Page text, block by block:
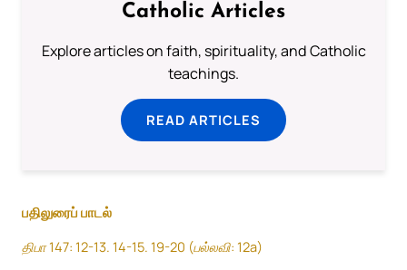
Catholic Articles
Explore articles on faith, spirituality, and Catholic
teachings.
READ ARTICLES
பதிலுரைப் பாடல்
திபா 147: 12-13. 14-15. 19-20 (பல்லவி: 12a)